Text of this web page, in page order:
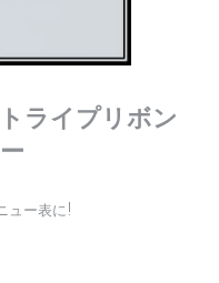
ライプリボン
ュー表に!